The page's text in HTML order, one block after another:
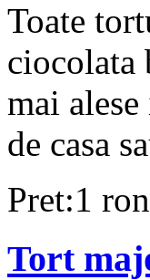
Toate
ciocolata
mai
de casa
Pret:1 ron
Tort